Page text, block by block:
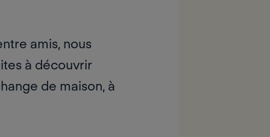
amis, nous
à découvrir
de maison, à